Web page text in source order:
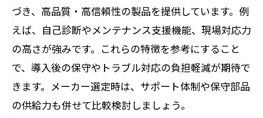
づき、高品質・高信頼性の製品を提供しています。例
えば、自己診断やメンテナンス支援機能、現場対応力
の高さが強みです。これらの特徴を参考にすること
で、導入後の保守やトラブル対応の負担軽減が期待で
きます。メーカー選定時は、サポート体制や保守部品
の供給力も併せて比較検討しましょう。